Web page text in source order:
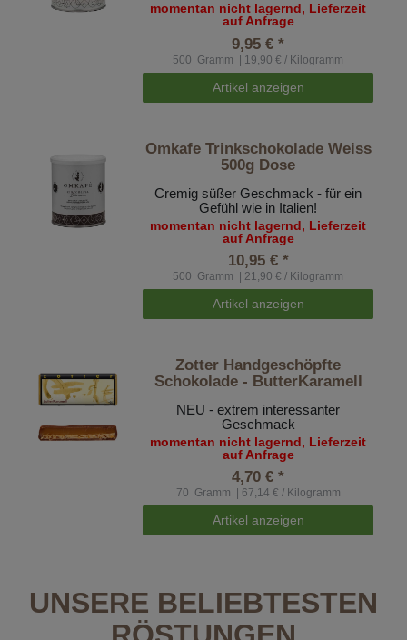
momentan nicht lagernd, Lieferzeit
auf Anfrage
9,95 € *
500 Gramm | 19,90 € / Kilogramm
Artikel anzeigen
Omkafe Trinkschokolade Weiss
500g Dose
Cremig süßer Geschmack - für ein
Gefühl wie in Italien!
momentan nicht lagernd, Lieferzeit
auf Anfrage
10,95 € *
500 Gramm | 21,90 € / Kilogramm
Artikel anzeigen
Zotter Handgeschöpfte
Schokolade - ButterKaramell
NEU - extrem interessanter
Geschmack
momentan nicht lagernd, Lieferzeit
auf Anfrage
4,70 € *
70 Gramm | 67,14 € / Kilogramm
Artikel anzeigen
UNSERE BELIEBTESTEN